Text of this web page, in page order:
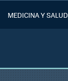
MEDICINA Y SALUD